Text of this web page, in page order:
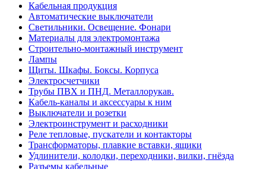
Кабельная продукция
Автоматические выключатели
Светильники. Освещение. Фонари
Материалы для электромонтажа
Строительно-монтажный инструмент
Лампы
Щиты. Шкафы. Боксы. Корпуса
Электросчетчики
Трубы ПВХ и ПНД. Металлорукав.
Кабель-каналы и аксессуары к ним
Выключатели и розетки
Электроинструмент и расходники
Реле тепловые, пускатели и контакторы
Трансформаторы, плавкие вставки, ящики
Удлинители, колодки, переходники, вилки, гнёзда
Разъемы кабельные